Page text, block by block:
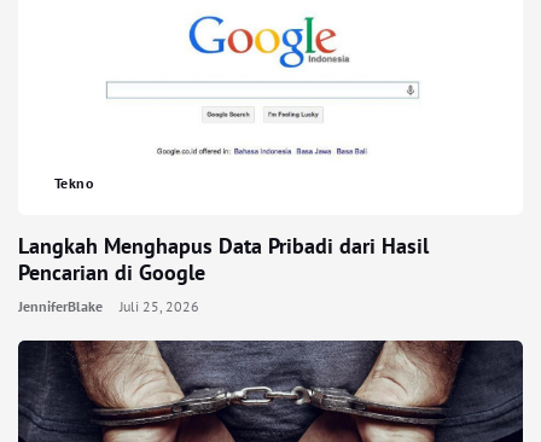
Tekno
Langkah Menghapus Data Pribadi dari Hasil
Pencarian di Google
JenniferBlake Juli 25, 2026